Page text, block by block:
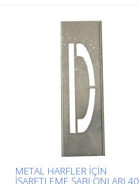
METAL HARFLER IÇIN
IŞARETLEME ŞABLONLARI 40